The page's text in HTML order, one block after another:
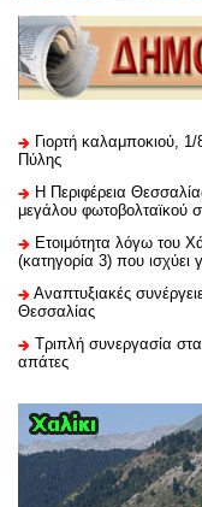
Γιορτή καλαμποκιού,
Πύλης
H Περιφέρεια
μεγάλου φωτοβολταϊκού
Ετοιμότητα λόγω του
(κατηγορία 3) που ισχύει
Αναπτυξιακές
Θεσσαλίας
Τριπλή συνεργασία
απάτες